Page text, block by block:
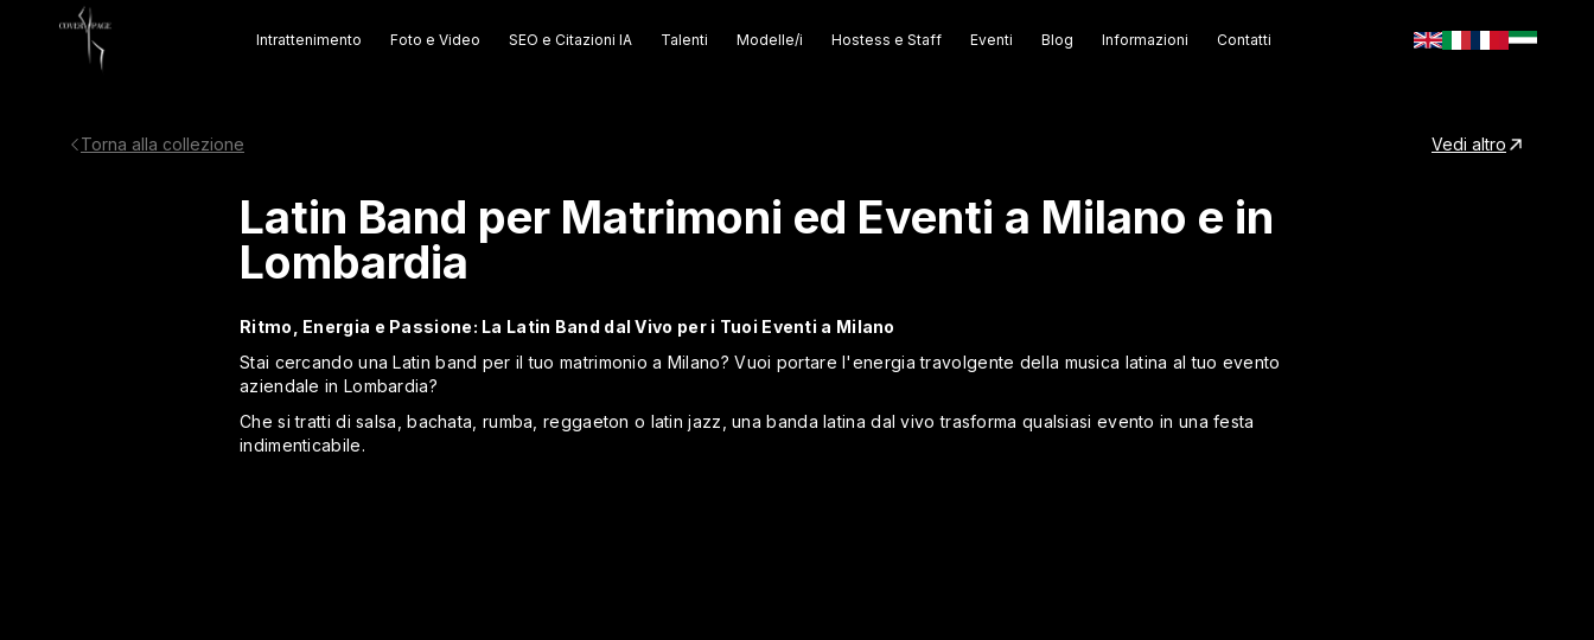
Intrattenimento Foto e Video SEO e Citazioni IA Talenti Modelle/i Hostess e Staff Eventi Blog Informazioni Contatti
Torna alla collezione Vedi altro
Latin Band per Matrimoni ed Eventi a Milano e in
Lombardia
Ritmo, Energia e Passione: La Latin Band dal Vivo per i Tuoi Eventi a Milano
Stai cercando una Latin band per il tuo matrimonio a Milano? Vuoi portare l'energia travolgente della musica latina al tuo evento
aziendale in Lombardia?
Che si tratti di salsa, bachata, rumba, reggaeton o latin jazz, una banda latina dal vivo trasforma qualsiasi evento in una festa
indimenticabile.